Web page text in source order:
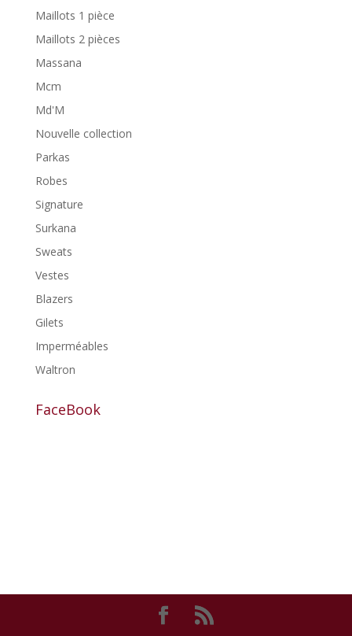
Maillots 1 pièce
Maillots 2 pièces
Massana
Mcm
Md'M
Nouvelle collection
Parkas
Robes
Signature
Surkana
Sweats
Vestes
Blazers
Gilets
Imperméables
Waltron
FaceBook